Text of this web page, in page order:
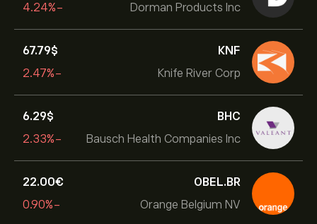
Dorman Products Inc
-4.24%
KNF
Knife River Corp
67.79‎$‎
-2.47%
BHC
Bausch Health Companies Inc
6.29‎$‎
-2.33%
OBEL.BR
Orange Belgium NV
22.00‎€‎
-0.90%